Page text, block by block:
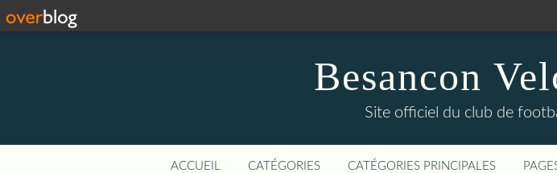
Besancon
Site officiel du club de
ACCUEIL CATÉGORIES CATÉGORIES PRINCIPALES